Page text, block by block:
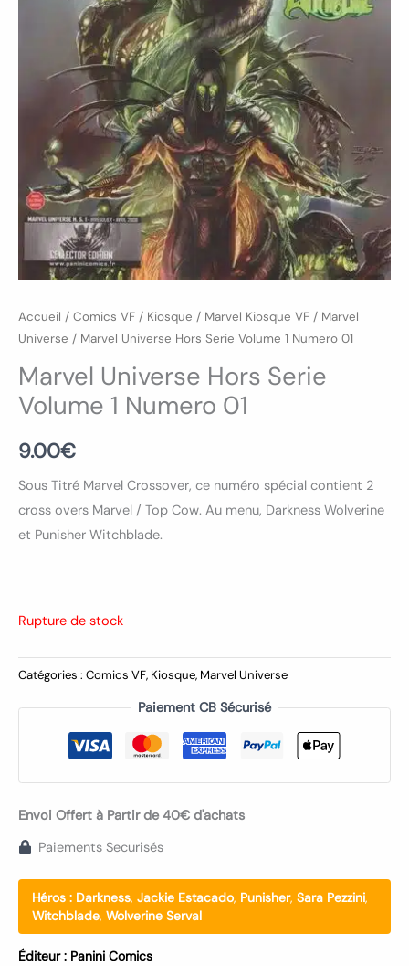
Accueil / Comics VF / Kiosque / Marvel Kiosque VF / Marvel
Universe / Marvel Universe Hors Serie Volume 1 Numero 01
Marvel Universe Hors Serie
Volume 1 Numero 01
9.00€
Sous Titré Marvel Crossover, ce numéro spécial contient 2
cross overs Marvel / Top Cow. Au menu, Darkness Wolverine
et Punisher Witchblade.
Rupture de stock
Catégories : Comics VF, Kiosque, Marvel Universe
Paiement CB Sécurisé
Envoi Offert à Partir de 40€ d'achats
Paiements Securisés
Héros : Darkness, Jackie Estacado, Punisher, Sara Pezzini,
Witchblade, Wolverine Serval
Éditeur : Panini Comics